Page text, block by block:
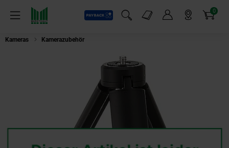
Menü
Payback
Suchfeld einblenden
Markt-Angebote 0
Artikel
Kameras Kamerazubehör